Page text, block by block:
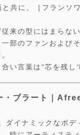
共に、［フランソ
来の型にはまらな
部のファンおよび
い言葉は“芯を残し
・ブラート｜
ダイナミックなボデ